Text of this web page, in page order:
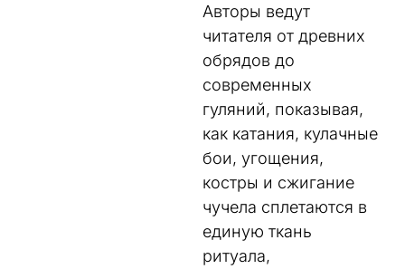
Авторы ведут
читателя от древних
обрядов до
современных
гуляний, показывая,
как катания, кулачные
бои, угощения,
костры и сжигание
чучела сплетаются в
единую ткань
ритуала,